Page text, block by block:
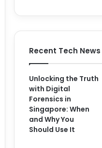
Recent Tech News
Unlocking the Truth
with Digital
Forensics in
Singapore: When
and Why You
Should Use It